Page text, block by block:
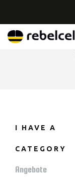
I HAVE A
CATEGORY
Angebote